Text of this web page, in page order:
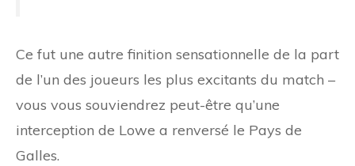
Ce fut une autre finition sensationnelle de la part
de l’un des joueurs les plus excitants du match –
vous vous souviendrez peut-être qu’une
interception de Lowe a renversé le Pays de
Galles.